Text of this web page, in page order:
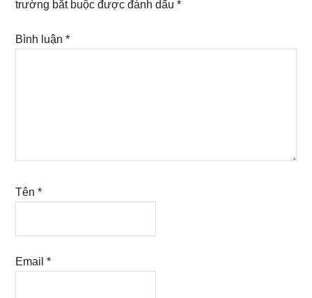
trường bắt buộc được đánh dấu*
Bình luận*
Tên*
Email*